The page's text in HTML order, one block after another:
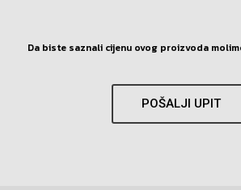
Da biste saznali cijenu ovog proizvoda
POŠALJI UPIT